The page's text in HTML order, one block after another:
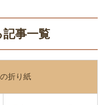
事一覧
折り紙